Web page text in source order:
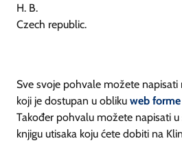
H. B.
Czech republic.
Sve svoje pohvale možete
koji je dostupan u obliku web forme
Također pohvalu možete napisati
knjigu utisaka koju ćete dobiti na